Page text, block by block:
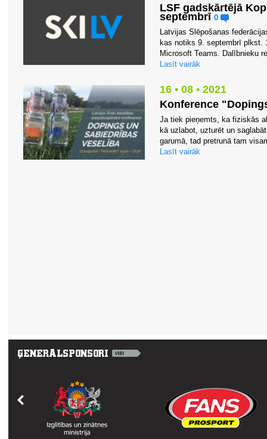
LSF gadskārtējā
septembrī 0
Latvijas Slēpošanas
kas notiks 9. septembrī plkst.
Microsoft Teams. Dalībnieku
Lasīt vairāk
16 • 08 • 2021
Konference
Ja tiek pieņemts, ka fiziskās
kā uzlabot, uzturēt un
garumā, tad pretrunā tam
Lasīt vairāk